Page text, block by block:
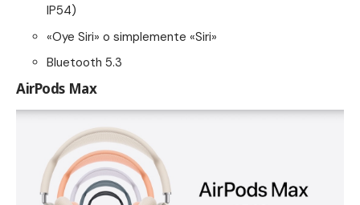
IP54)
«Oye Siri» o simplemente «Siri»
Bluetooth 5.3
AirPods Max